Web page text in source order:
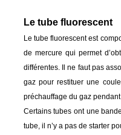
Le tube fluorescent
Le tube fluorescent est
de mercure qui permet
différentes. Il ne faut pas
gaz pour restituer une
préchauffage du gaz
Certains tubes ont une
tube, il n’y a pas de starter